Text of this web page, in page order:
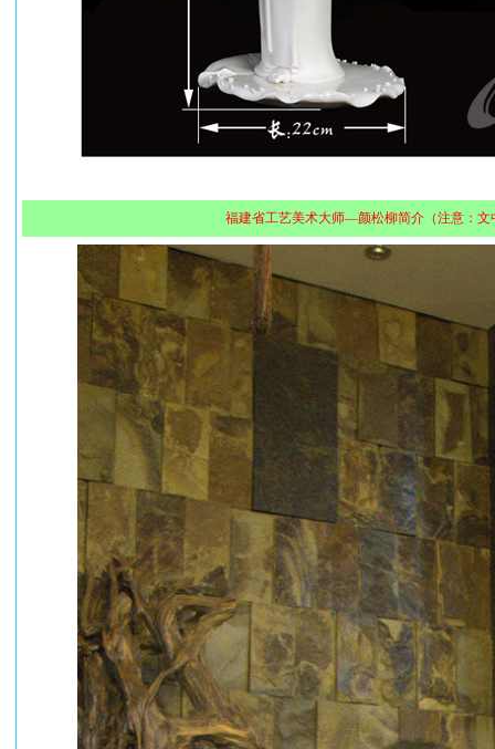
福建省工艺美术大师—颜松柳简介（注意：文